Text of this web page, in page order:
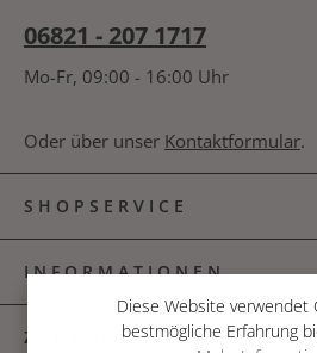
06821 - 207 1717
Mo-Fr, 09:00 - 16:00 Uhr
Oder über unser Kontaktformular.
SHOPSERVICE
INFORMATIONEN
ZAHLUNGSARTEN
Diese Website verwendet
bestmögliche Erfahrung